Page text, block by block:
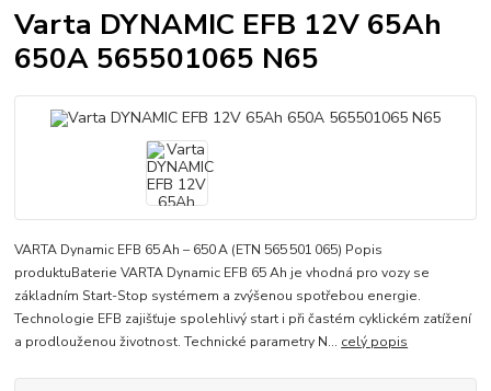
Varta DYNAMIC EFB 12V 65Ah
650A 565501065 N65
VARTA Dynamic EFB 65 Ah – 650 A (ETN 565 501 065) Popis
produktuBaterie VARTA Dynamic EFB 65 Ah je vhodná pro vozy se
základním Start-Stop systémem a zvýšenou spotřebou energie.
Technologie EFB zajišťuje spolehlivý start i při častém cyklickém zatížení
a prodlouženou životnost. Technické parametry N... celý popis